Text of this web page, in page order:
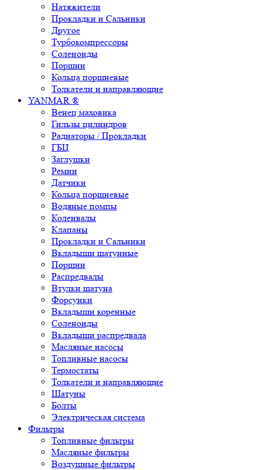
Натяжители
Прокладки и Сальники
Другое
Турбокомпрессоры
Соленоиды
Поршни
Кольца поршневые
Толкатели и направляющие
YANMAR ®
Венец маховика
Гильзы цилиндров
Радиаторы / Прокладки
ГБЦ
Заглушки
Ремни
Датчики
Кольца поршневые
Водяные помпы
Коленвалы
Клапаны
Прокладки и Сальники
Вкладыши шатунные
Поршни
Распредвалы
Втулки шатуна
Форсунки
Вкладыши коренные
Соленоиды
Вкладыши распредвала
Масляные насосы
Топливные насосы
Термостаты
Толкатели и направляющие
Шатуны
Болты
Электрическая система
Фильтры
Топливные фильтры
Масляные фильтры
Воздушные фильтры